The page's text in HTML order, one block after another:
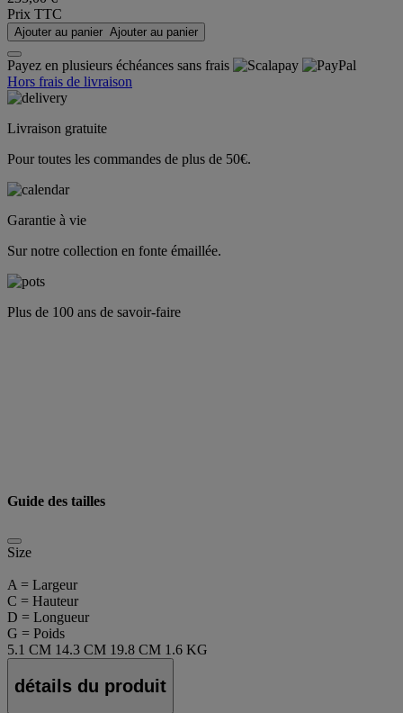
Prix TTC
Ajouter au panier Ajouter au panier
Payez en plusieurs échéances sans frais
Hors frais de livraison
Livraison gratuite
Pour toutes les commandes de plus de 50€.
Garantie à vie
Sur notre collection en fonte émaillée.
Plus de 100 ans de savoir-faire
Guide des tailles
Size
A = Largeur
C = Hauteur
D = Longueur
G = Poids
5.1 CM 14.3 CM 19.8 CM 1.6 KG
détails du produit